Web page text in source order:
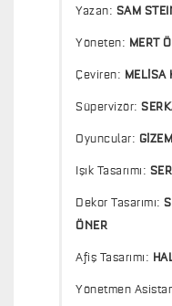
Yazan: SAM
Yöneten: MERT
Çeviren: MELİSA
Süpervizör:
Oyuncular:
Işık Tasarımı:
Dekor Tasarımı:
ÖNER
Afiş Tasarımı:
Yönetmen